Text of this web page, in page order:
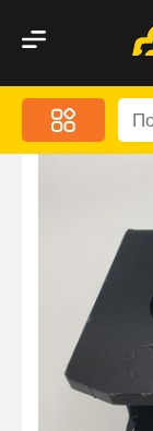
Меню
Дорожная
Оптика и
Запчасти
Малый